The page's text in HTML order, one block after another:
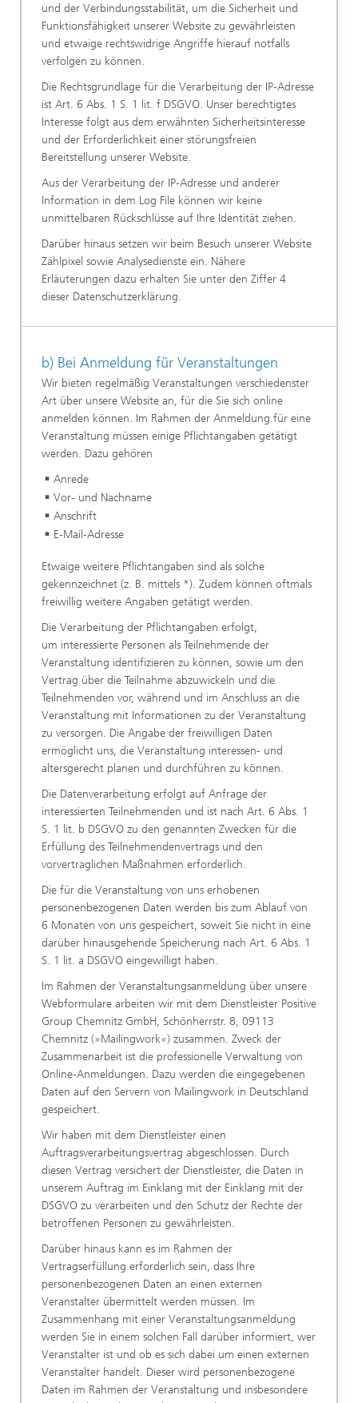
und der Verbindungsstabilität, um die Sicherheit und
Funktionsfähigkeit unserer Website zu gewährleisten
und etwaige rechtswidrige Angriffe hierauf notfalls
verfolgen zu können.
Die Rechtsgrundlage für die Verarbeitung der IP-Adresse
ist Art. 6 Abs. 1 S. 1 lit. f DSGVO. Unser berechtigtes
Interesse folgt aus dem erwähnten Sicherheitsinteresse
und der Erforderlichkeit einer störungsfreien
Bereitstellung unserer Website.
Aus der Verarbeitung der IP-Adresse und anderer
Information in dem Log File können wir keine
unmittelbaren Rückschlüsse auf Ihre Identität ziehen.
Darüber hinaus setzen wir beim Besuch unserer Website
Zählpixel sowie Analysedienste ein. Nähere
Erläuterungen dazu erhalten Sie unter den Ziffer 4
dieser Datenschutzerklärung.
b) Bei Anmeldung für Veranstaltungen
Wir bieten regelmäßig Veranstaltungen verschiedenster
Art über unsere Website an, für die Sie sich online
anmelden können. Im Rahmen der Anmeldung für eine
Veranstaltung müssen einige Pflichtangaben getätigt
werden. Dazu gehören
Anrede
Vor- und Nachname
Anschrift
E-Mail-Adresse
Etwaige weitere Pflichtangaben sind als solche
gekennzeichnet (z. B. mittels *). Zudem können oftmals
freiwillig weitere Angaben getätigt werden.
Die Verarbeitung der Pflichtangaben erfolgt,
um interessierte Personen als Teilnehmende der
Veranstaltung identifizieren zu können, sowie um den
Vertrag über die Teilnahme abzuwickeln und die
Teilnehmenden vor, während und im Anschluss an die
Veranstaltung mit Informationen zu der Veranstaltung
zu versorgen. Die Angabe der freiwilligen Daten
ermöglicht uns, die Veranstaltung interessen- und
altersgerecht planen und durchführen zu können.
Die Datenverarbeitung erfolgt auf Anfrage der
interessierten Teilnehmenden und ist nach Art. 6 Abs. 1
S. 1 lit. b DSGVO zu den genannten Zwecken für die
Erfüllung des Teilnehmendenvertrags und den
vorvertraglichen Maßnahmen erforderlich.
Die für die Veranstaltung von uns erhobenen
personenbezogenen Daten werden bis zum Ablauf von
6 Monaten von uns gespeichert, soweit Sie nicht in eine
darüber hinausgehende Speicherung nach Art. 6 Abs. 1
S. 1 lit. a DSGVO eingewilligt haben.
Im Rahmen der Veranstaltungsanmeldung über unsere
Webformulare arbeiten wir mit dem Dienstleister Positive
Group Chemnitz GmbH, Schönherrstr. 8, 09113
Chemnitz (»Mailingwork«) zusammen. Zweck der
Zusammenarbeit ist die professionelle Verwaltung von
Online-Anmeldungen. Dazu werden die eingegebenen
Daten auf den Servern von Mailingwork in Deutschland
gespeichert.
Wir haben mit dem Dienstleister einen
Auftragsverarbeitungsvertrag abgeschlossen. Durch
diesen Vertrag versichert der Dienstleister, die Daten in
unserem Auftrag im Einklang mit der Einklang mit der
DSGVO zu verarbeiten und den Schutz der Rechte der
betroffenen Personen zu gewährleisten.
Darüber hinaus kann es im Rahmen der
Vertragserfüllung erforderlich sein, dass Ihre
personenbezogenen Daten an einen externen
Veranstalter übermittelt werden müssen. Im
Zusammenhang mit einer Veranstaltungsanmeldung
werden Sie in einem solchen Fall darüber informiert, wer
Veranstalter ist und ob es sich dabei um einen externen
Veranstalter handelt. Dieser wird personenbezogene
Daten im Rahmen der Veranstaltung und insbesondere